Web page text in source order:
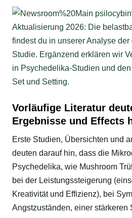
Vorläufige Literatur
Ergebnisse und Effects
Erste Studien, Übersichten und
deuten darauf hin, dass die
Psychedelika, wie Mushroom
bei der Leistungssteigerung
Kreativität und Effizienz), bei
Angstzuständen, einer stärkeren